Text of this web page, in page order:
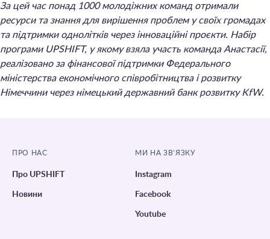
За цей час понад 1000 молодіжних команд отримали
ресурси та знання для вирішення проблем у своїх громадах
та підтримки однолітків через інноваційні проєкти. Набір
програми UPSHIFT, у якому взяла участь команда Анастасії,
реалізовано за фінансової підтримки Федерального
міністерства економічного співробітництва і розвитку
Німеччини через німецький державний банк розвитку KfW.
ПРО НАС
Про UPSHIFT
Новини
МИ НА ЗВ’ЯЗКУ
Instagram
Facebook
Youtube